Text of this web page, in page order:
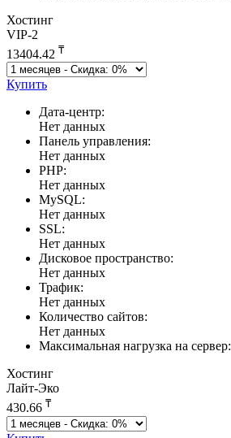
Хостинг
VIP-2
13404.42 ₸
Купить
Дата-центр:
Нет данных
Панель управления:
Нет данных
PHP:
Нет данных
MySQL:
Нет данных
SSL:
Нет данных
Дисковое пространство:
Нет данных
Трафик:
Нет данных
Количество сайтов:
Нет данных
Максимальная нагрузка на сервер:
Хостинг
Лайт-Эко
430.66 ₸